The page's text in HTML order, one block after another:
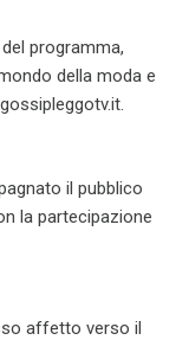
programma,
della moda e
il pubblico
la partecipazione
affetto verso il